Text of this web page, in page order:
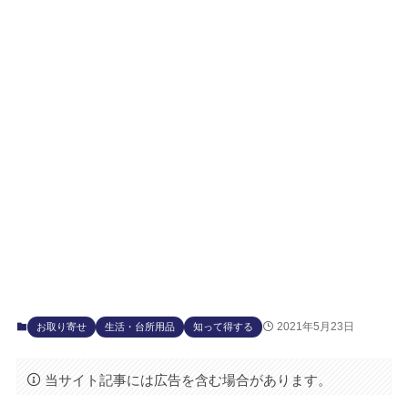
お取り寄せ 生活・台所用品 知って得する 2021年5月23日
当サイト記事には広告を含む場合があります。